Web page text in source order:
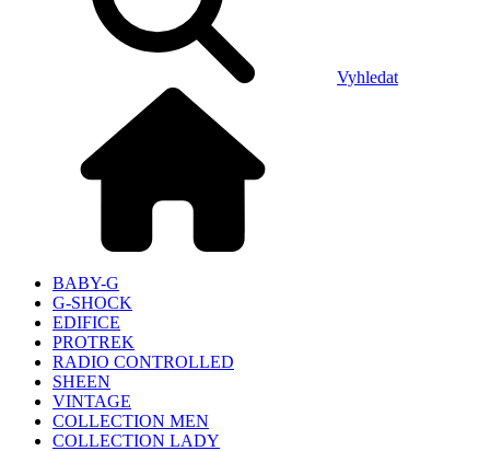
Vyhledat
BABY-G
G-SHOCK
EDIFICE
PROTREK
RADIO CONTROLLED
SHEEN
VINTAGE
COLLECTION MEN
COLLECTION LADY